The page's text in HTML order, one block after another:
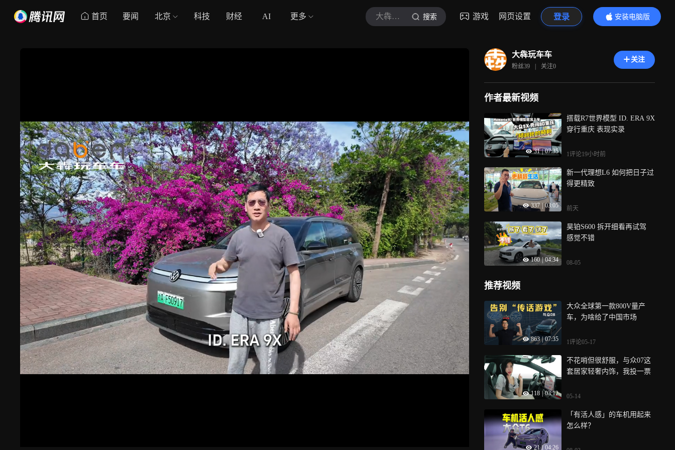
首页 要闻 北京 科技 财经 AI 更多 大犇玩车车 搜索 游戏 网页设置 登录
安装电脑版
内容更精彩
大犇玩车车
粉丝39 | 关注0
关注
作者最新视频
31 | 07:35
搭载R7世界模型 ID. ERA 9X
穿行重庆 表现实录
1评论19小时前
337 03:05
新一代理想L6 如何把日子过
得更精致
前天
160 | 04:34
昊铂S600 拆开细看再试驾
感觉不错
08-05
推荐视频
863 | 07:35
大众全球第一款800V量产
车，为啥给了中国市场
1评论05-17
118 03:12
不花哨但很舒服，与众07这
套居家轻奢内饰，我投一票
05-14
21 | 04:26
「有活人感」的车机用起来
怎么样？